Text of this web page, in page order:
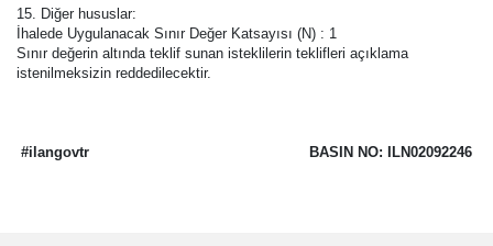
15. Diğer hususlar:
İhalede Uygulanacak Sınır Değer Katsayısı (N) : 1
Sınır değerin altında teklif sunan isteklilerin teklifleri açıklama
istenilmeksizin reddedilecektir.
#ilangovtr BASIN NO: ILN02092246